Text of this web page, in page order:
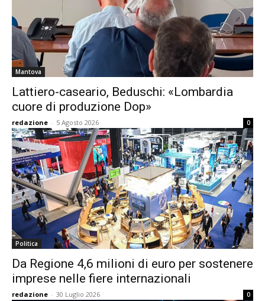
Mantova
Lattiero-caseario, Beduschi: «Lombardia
cuore di produzione Dop»
redazione - 5 Agosto 2026 0
Politica
Da Regione 4,6 milioni di euro per sostenere
imprese nelle fiere internazionali
redazione - 30 Luglio 2026 0